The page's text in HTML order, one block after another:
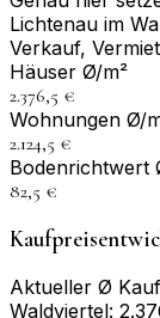
Lichtenau im
Verkauf,
Häuser Ø/m²
2.376,5 €
Wohnungen Ø/
2.124,5 €
Bodenrichtwert
82,5 €
Aktueller Ø
Waldviertel: